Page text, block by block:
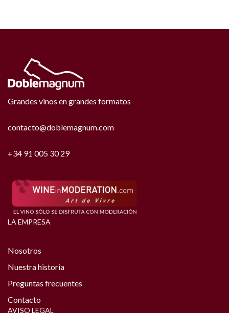
Grandes vinos en grandes formatos
contacto@doblemagnum.com
+34 91 005 30 29
LA EMPRESA
Nosotros
Nuestra historia
Preguntas frecuentes
Contacto
AVISO LEGAL